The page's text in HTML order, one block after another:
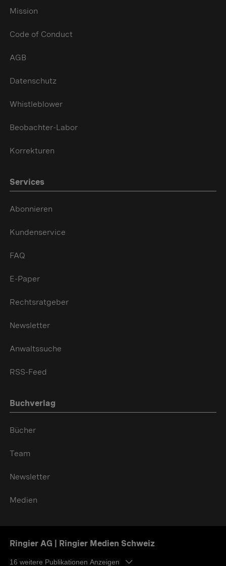
Mission
Code of Conduct
AGB
Datenschutz
Whistleblower
Beobachter-Labor
Korrekturen
Services
Abonnieren
Kundenservice
FAQ
E-Paper
Rechtsratgeber
Newsletter
Anwaltssuche
RSS-Feed
Buchverlag
Bücher
Team
Newsletter
Medien
Ringier AG | Ringier Medien Schweiz
16 weitere Publikationen Anzeigen